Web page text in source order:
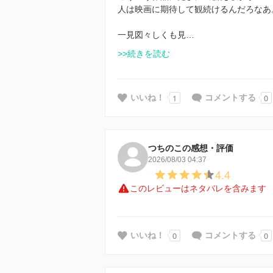
人は映画に期待して観続けるんだろなあ
一見図々しくも見…
>>続きを読む
いいね！ 1 コメントする 0
つちのこの感想・評価
2026/08/03 04:37
4.4
このレビューはネタバレを含みます
いいね！ 0 コメントする 0